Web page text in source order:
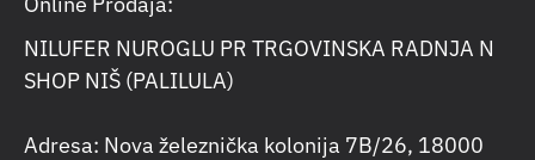
NILUFER NUROGLU PR TRGOVINSKA RADNJA N
SHOP NIŠ (PALILULA)
Adresa: Nova železnička kolonija 7B/26, 18000